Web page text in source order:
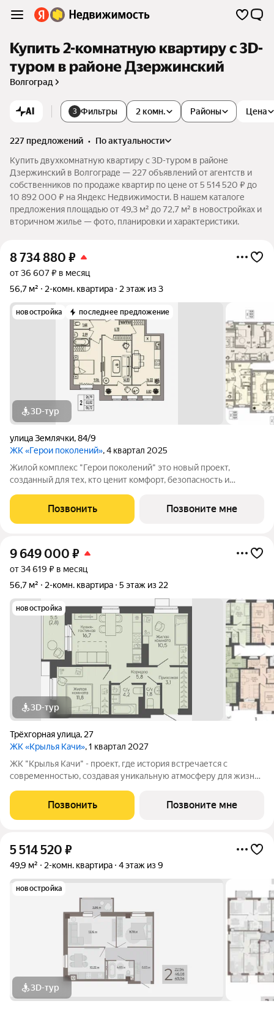
Купить 2-комнатную квартиру c 3D-
туром в районе Дзержинский
Волгоград
AI 3 Фильтры 2 комн. Цена
Районы
227 предложений •
по актуальности
Купить двухкомнатную квартиру c 3D-туром в районе
Дзержинский в Волгограде — 227 объявлений от агентств и
собственников по продаже квартир по цене от 5 514 520 ₽ до
10 892 000 ₽ на Яндекс Недвижимости. В нашем каталоге
предложения площадью от 49,3 м² до 72,7 м² в новостройках и
вторичном жилье — фото, планировки и характеристики.
8 734 880 ₽
от 36 607 ₽ в месяц
56,7 м²
2-комн. квартира 2 этаж из 3
новостройка последнее предложение
3D-тур
улица Землячки,84/9
ЖК «Герои поколений», 4 квартал 2025
Жилой комплекс "Герои поколений" это новый проект,
созданный для тех, кто ценит комфорт, безопасность и
предлагает своим жителям возможность насладиться
тишиной и спокойствием, находясь при
Позвонить Позвоните мне
9 649 000 ₽
от 34 619 ₽ в месяц
56,7 м²
2-комн. квартира 5 этаж из 22
новостройка
3D-тур
Трёхгорная улица, 27
ЖК «Крылья Качи», 1 квартал 2027
ЖК "Крылья Качи" - проект, где история встречается с
современностью, создавая уникальную атмосферу для жизни.
Дзержинского района Волгограда - в микрорайоне Кача, по
адресу ул. Трехгорная, 27 и
Позвонить Позвоните мне
5 514 520 ₽
49,9 м² 2-комн. квартира 4 этаж из 9
новостройка
3D-тур